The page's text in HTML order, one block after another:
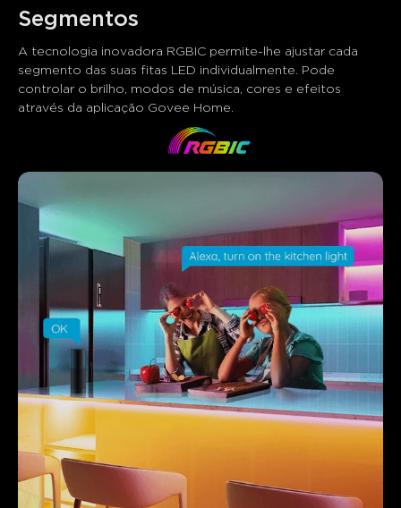
Segmentos
A tecnologia inovadora RGBIC permite-lhe ajustar cada
segmento das suas fitas LED individualmente. Pode
controlar o brilho, modos de música, cores e efeitos
através da aplicação Govee Home.